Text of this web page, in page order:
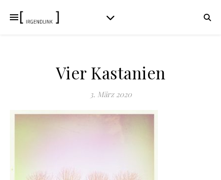
Vier Kastanien
3. März 2020